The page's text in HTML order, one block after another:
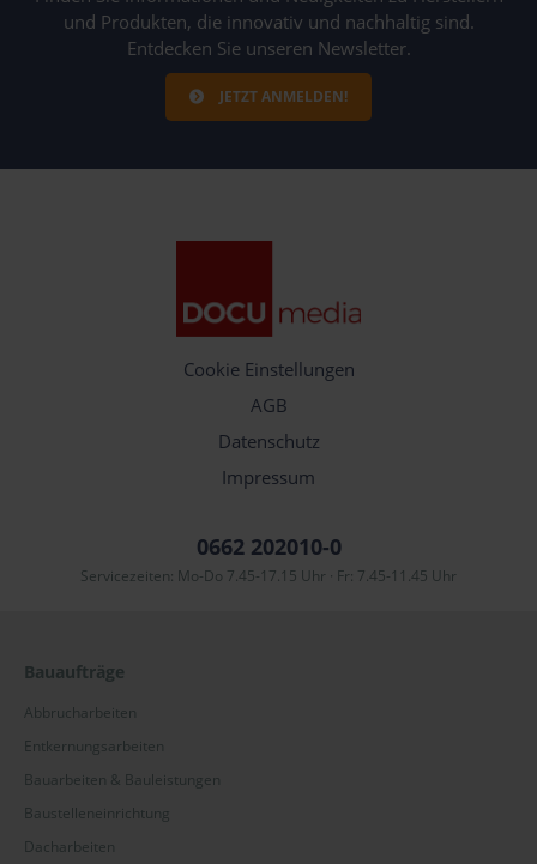
und Produkten, die innovativ und nachhaltig sind.
Entdecken Sie unseren Newsletter.
JETZT ANMELDEN!
Cookie Einstellungen
AGB
Datenschutz
Impressum
0662 202010-0
Servicezeiten: Mo-Do 7.45-17.15 Uhr · Fr: 7.45-11.45 Uhr
Bauaufträge
Abbrucharbeiten
Entkernungsarbeiten
Bauarbeiten & Bauleistungen
Baustelleneinrichtung
Dacharbeiten